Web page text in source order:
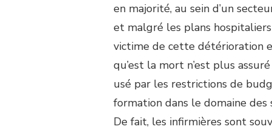
en majorité, au sein d’un
et malgré les plans
victime de cette détérioration
qu’est la mort n’est plus
usé par les restrictions de
formation dans le domaine
De fait, les infirmières sont